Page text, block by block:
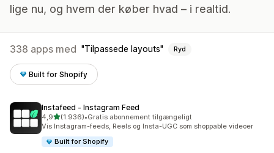
lige nu, og hvem der køber hvad – i realtid.
338 apps med Tilpassede layouts Ryd
Built for Shopify
Instafeed ‑ Instagram Feed
4,9ud af 5 stjerner
(1.936)
1936 anmeldelser i alt
•Gratis abonnement tilgængeligt
Vis Instagram-feeds, Reels og Insta-UGC som shoppable videoer
Built for Shopify